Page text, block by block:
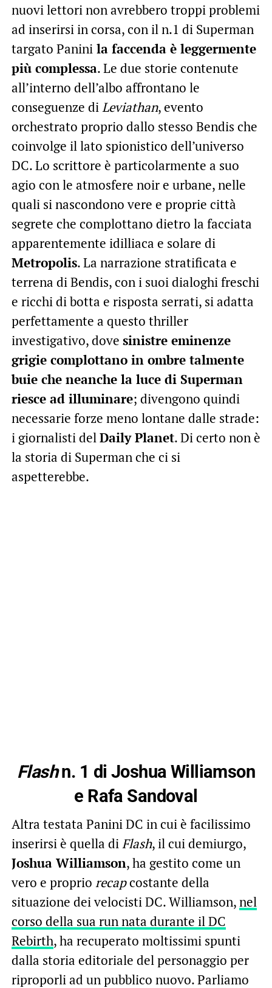
nuovi lettori non avrebbero troppi problemi
ad inserirsi in corsa, con il n.1 di Superman
targato Paninila faccenda è leggermente
più complessa. Le due storie contenute
all’interno dell’albo affrontano le
conseguenze diLeviathan, evento
orchestrato proprio dallo stesso Bendis che
coinvolge il lato spionistico dell’universo
DC. Lo scrittore è particolarmente a suo
agio con le atmosfere noir e urbane, nelle
quali si nascondono vere e proprie città
segrete che complottano dietro la facciata
apparentemente idilliaca e solare di
Metropolis. La narrazione stratificata e
terrena di Bendis, con i suoi dialoghi freschi
e ricchi di botta e risposta serrati, si adatta
perfettamente a questo thriller
investigativo, dove sinistre eminenze
grigie complottano in ombre talmente
buie che neanche la luce di Superman
riesce ad illuminare; divengono quindi
necessarie forze meno lontane dalle strade:
i giornalisti delDaily Planet. Di certo non è
la storia di Superman che ci si
aspetterebbe.
Flashn. 1 di Joshua Williamson
e Rafa Sandoval
Altra testata Panini DC in cui è facilissimo
inserirsi è quella diFlash, il cui demiurgo,
Joshua Williamson, ha gestito come un
vero e proprio recapcostante della
situazione dei velocisti DC. Williamson,nel
corso della sua run nata durante il DC
Rebirth, ha recuperato moltissimi spunti
dalla storia editoriale del personaggio per
riproporli ad un pubblico nuovo. Parliamo